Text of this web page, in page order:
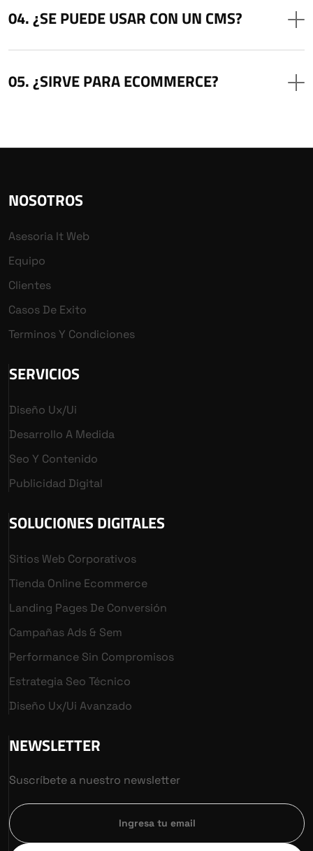
¿SE PUEDE USAR CON UN CMS?
¿SIRVE PARA ECOMMERCE?
NOSOTROS
Asesoria It Web
Equipo
Clientes
Casos De Exito
Terminos Y Condiciones
SERVICIOS
Diseño Ux/ui
Desarrollo A Medida
Seo Y Contenido
Publicidad Digital
SOLUCIONES DIGITALES
Sitios Web Corporativos
Tienda Online Ecommerce
Landing Pages De Conversión
Campañas Ads & Sem
Performance Sin Compromisos
Estrategia Seo Técnico
Diseño Ux/ui Avanzado
NEWSLETTER
Suscríbete a nuestro newsletter